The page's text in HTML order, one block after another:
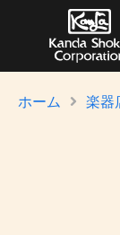
ホーム 楽器